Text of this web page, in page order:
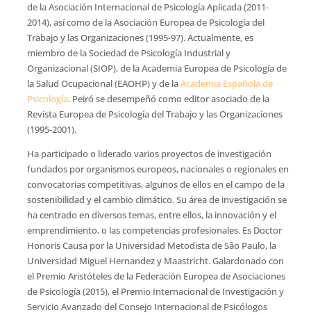
de la Asociación Internacional de Psicología Aplicada (2011-
2014), así como de la Asociación Europea de Psicología del
Trabajo y las Organizaciones (1995-97). Actualmente, es
miembro de la Sociedad de Psicología Industrial y
Organizacional (SIOP), de la Academia Europea de Psicología de
la Salud Ocupacional (EAOHP) y de laAcademia Española de
Psicología. Peiró se desempeñó como editor asociado de la
Revista Europea de Psicología del Trabajo y las Organizaciones
(1995-2001).
Ha participado o liderado varios proyectos de investigación
fundados por organismos europeos, nacionales o regionales en
convocatorias competitivas, algunos de ellos en el campo de la
sostenibilidad y el cambio climático. Su área de investigación se
ha centrado en diversos temas, entre ellos, la innovación y el
emprendimiento, o las competencias profesionales. Es Doctor
Honoris Causa por la Universidad Metodista de São Paulo, la
Universidad Miguel Hernandez y Maastricht. Galardonado con
el Premio Aristóteles de la Federación Europea de Asociaciones
de Psicología (2015), el Premio Internacional de Investigación y
Servicio Avanzado del Consejo Internacional de Psicólogos